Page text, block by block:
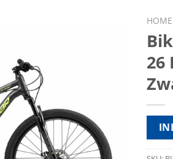
HOME
26